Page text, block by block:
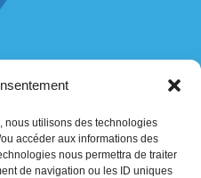
nous utilisons des technologies
accéder aux informations des
nous permettra de traiter
de navigation ou les ID uniques